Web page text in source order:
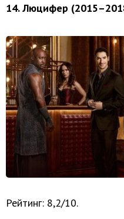
14. Люцифер
Рейтинг: 8,2/10.